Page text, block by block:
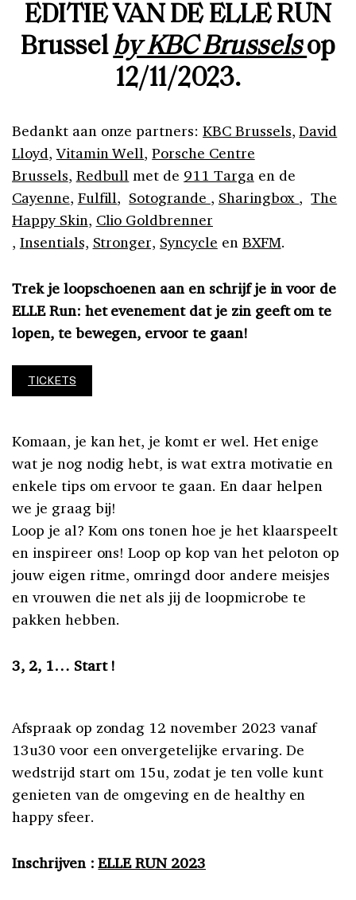
EDITIE VAN DE ELLE RUN
Brussel by KBC Brusselsop
12/11/2023.
Bedankt aan onze partners: KBC Brussels,David
Lloyd,Vitamin Well,Porsche Centre
Brussels, Redbull met de 911 Targa en de
Cayenne, Fulfill, Sotogrande , Sharingbox ,The
Happy Skin, Clio Goldbrenner
, Insentials, Stronger, Syncycle en BXFM.
Trek je loopschoenen aan en schrijf je in voor de
ELLE Run: het evenement dat je zin geeft om te
lopen, te bewegen, ervoor te gaan!
TICKETS
Komaan, je kan het, je komt er wel. Het enige
wat je nog nodig hebt, is wat extra motivatie en
enkele tips om ervoor te gaan. En daar helpen
we je graag bij!
Loop je al? Kom ons tonen hoe je het klaarspeelt
en inspireer ons! Loop op kop van het peloton op
jouw eigen ritme, omringd door andere meisjes
en vrouwen die net als jij de loopmicrobe te
pakken hebben.
3, 2, 1… Start !
Afspraak op zondag 12 november 2023 vanaf
13u30 voor een onvergetelijke ervaring. De
wedstrijd start om 15u, zodat je ten volle kunt
genieten van de omgeving en de healthy en
happy sfeer.
Inschrijven :ELLE RUN 2023